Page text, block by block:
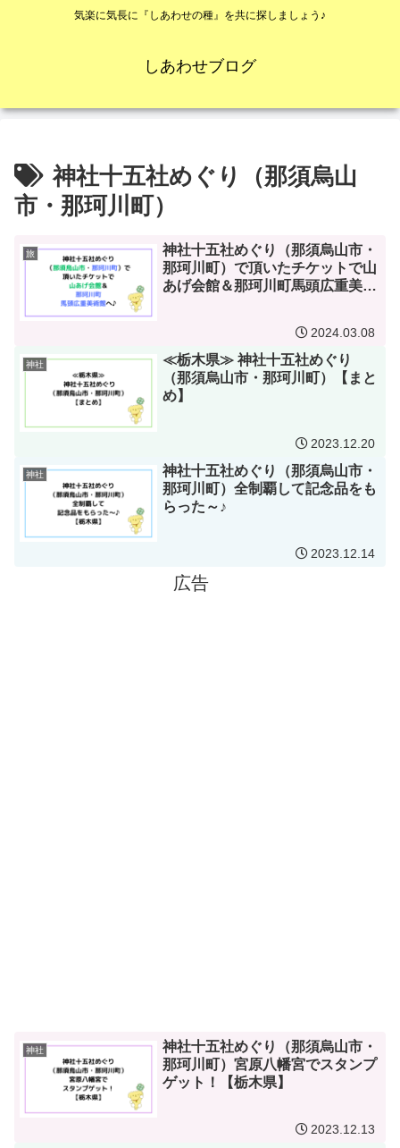
気楽に気長に『しあわせの種』を共に探しましょう♪
しあわせブログ
神社十五社めぐり（那須烏山
市・那珂川町）
旅
神社十五社めぐり（那須烏山市・
那珂川町）で頂いたチケットで山
あげ会館＆那珂川町馬頭広重美術
2024.03.08
神社
≪栃木県≫ 神社十五社めぐり
（那須烏山市・那珂川町）【まと
め】
2023.12.20
神社
神社十五社めぐり（那須烏山市・
那珂川町）全制覇して記念品をも
らった～♪
2023.12.14
広告
神社
神社十五社めぐり（那須烏山市・
那珂川町）宮原八幡宮でスタンプ
ゲット！【栃木県】
2023.12.13